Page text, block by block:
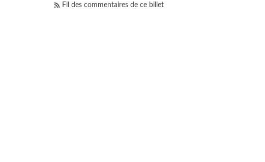
Fil des commentaires de ce billet